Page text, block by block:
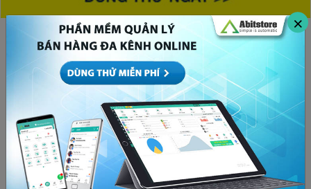
×
CHỦ ĐỀ HOT